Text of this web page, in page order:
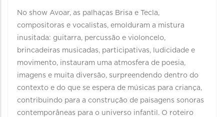
No show Avoar, as palhaças Brisa e Tecla,
compositoras e vocalistas, emolduram a mistura
inusitada: guitarra, percussão e violoncelo,
brincadeiras musicadas, participativas, ludicidade e
movimento, instauram uma atmosfera de poesia,
imagens e muita diversão, surpreendendo dentro do
contexto e do que se espera de músicas para criança,
contribuindo para a construção de paisagens sonoras
contemporâneas para o universo infantil. O roteiro